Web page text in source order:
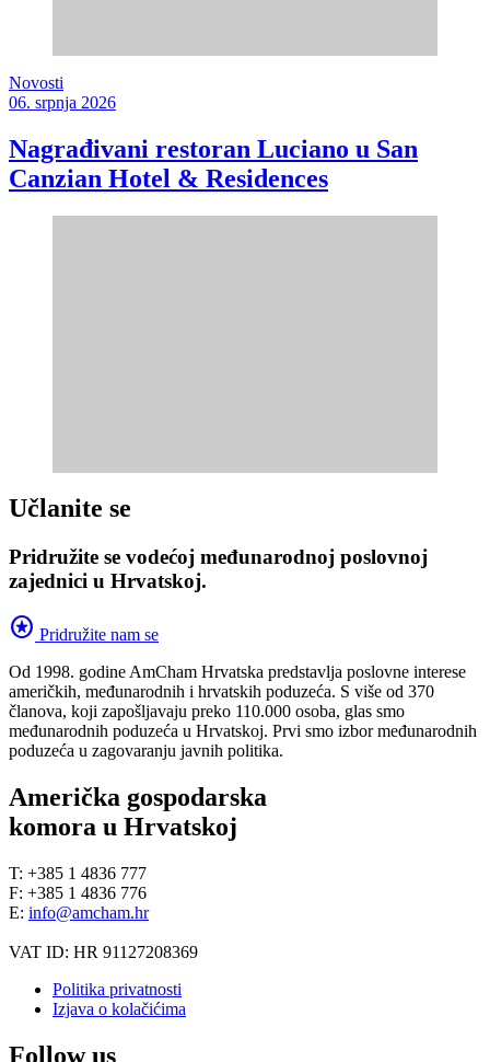
Novosti
06. srpnja 2026
Nagrađivani restoran Luciano u San
Canzian Hotel & Residences
Učlanite se
Pridružite se vodećoj međunarodnoj poslovnoj
zajednici u Hrvatskoj.
stars Pridružite nam se
Od 1998. godine AmCham Hrvatska predstavlja poslovne interese
američkih, međunarodnih i hrvatskih poduzeća. S više od 370
članova, koji zapošljavaju preko 110.000 osoba, glas smo
međunarodnih poduzeća u Hrvatskoj. Prvi smo izbor međunarodnih
poduzeća u zagovaranju javnih politika.
Američka gospodarska
komora u Hrvatskoj
T: +385 1 4836 777
F: +385 1 4836 776
E: info@amcham.hr
VAT ID: HR 91127208369
Politika privatnosti
Izjava o kolačićima
Follow us